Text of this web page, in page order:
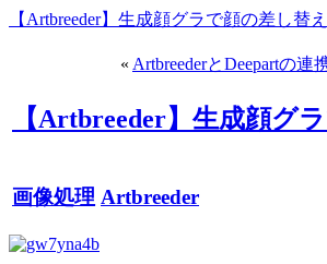
【Artbreeder】生成顔グラで顔の差し替え
« ArtbreederとDeepartの連
【Artbreeder】生成顔グ
画像処理 Artbreeder